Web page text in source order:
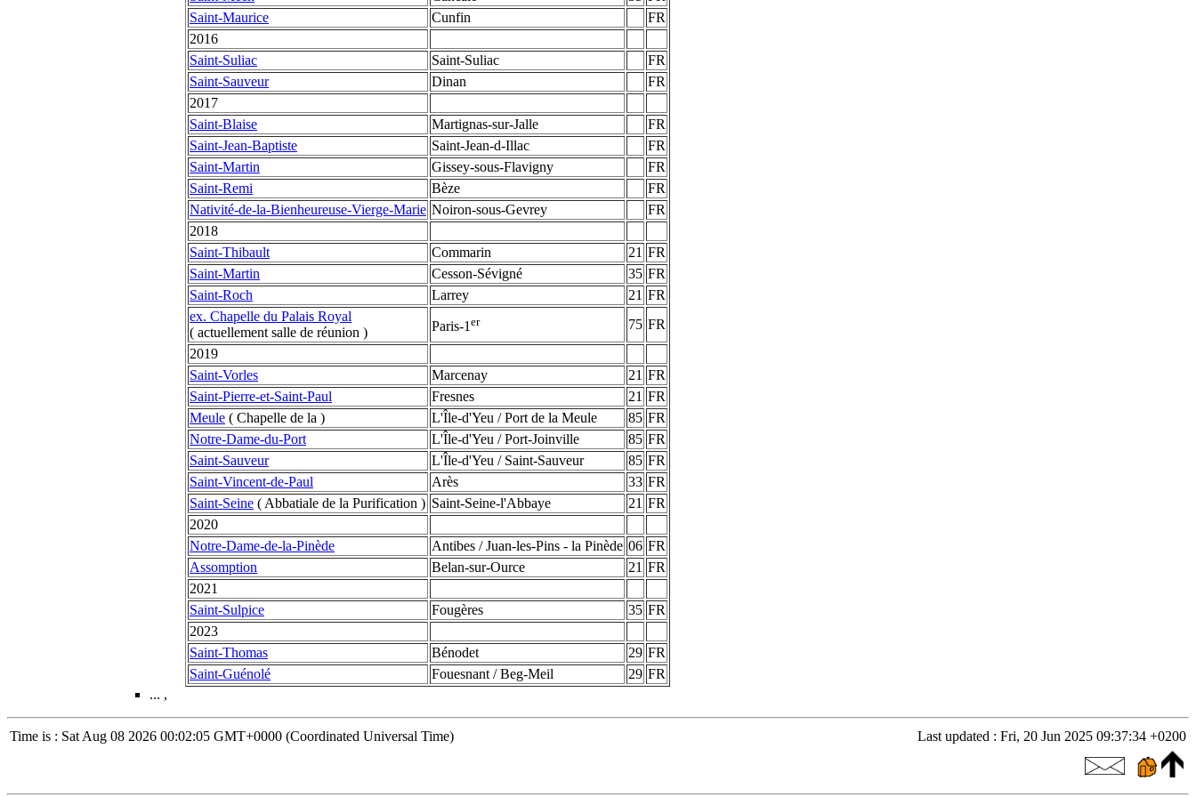
Saint-Maurice
Cunfin
FR
2016
Saint-Suliac
Saint-Suliac
FR
Saint-Sauveur
Dinan
FR
2017
Saint-Blaise
Martignas-sur-Jalle
FR
Saint-Jean-Baptiste
Saint-Jean-d-Illac
FR
Saint-Martin
Gissey-sous-Flavigny
FR
Saint-Remi
Bèze
FR
Nativité-de-la-Bienheureuse-Vierge-Marie Noiron-sous-Gevrey
FR
2018
Saint-Thibault
Commarin 21 FR
Saint-Martin
Cesson-Sévigné 35 FR
Saint-Roch
Larrey 21 FR
ex. Chapelle du Palais Royal
( actuellement salle de réunion )
Paris-1 er 75 FR
2019
Saint-Vorles
Marcenay 21 FR
Saint-Pierre-et-Saint-Paul
Fresnes 21 FR
Meule ( Chapelle de la ) L'Île-d'Yeu / Port de la Meule 85 FR
Notre-Dame-du-Port
L'Île-d'Yeu / Port-Joinville 85 FR
Saint-Sauveur
L'Île-d'Yeu / Saint-Sauveur 85 FR
Saint-Vincent-de-Paul
Arès 33 FR
Saint-Seine ( Abbatiale de la Purification ) Saint-Seine-l'Abbaye 21 FR
2020
Notre-Dame-de-la-Pinède
Antibes / Juan-les-Pins - la Pinède 06 FR
Assomption
Belan-sur-Ource 21 FR
2021
Saint-Sulpice
Fougères 35 FR
2023
Saint-Thomas
Bénodet 29 FR
Saint-Guénolé
Fouesnant / Beg-Meil 29 FR
... ,
Time is : Sat Aug 08 2026 00:02:05 GMT+0000 (Coordinated Universal Time) Last updated : Fri, 20 Jun 2025 09:37:34 +0200